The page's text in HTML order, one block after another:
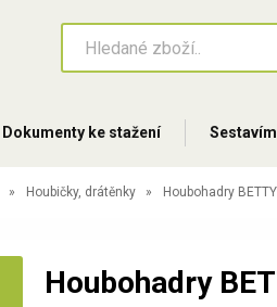
Dokumenty ke stažení
Houbičky, drátěnky Houbohadry BETTY
Houbohadry